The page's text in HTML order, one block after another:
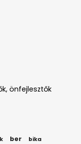
önfejlesztők
ber bika